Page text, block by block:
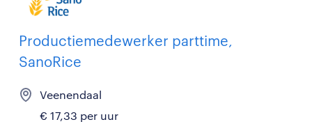
Productiemedewerker parttime,
SanoRice
Veenendaal
€ 17,33 per uur